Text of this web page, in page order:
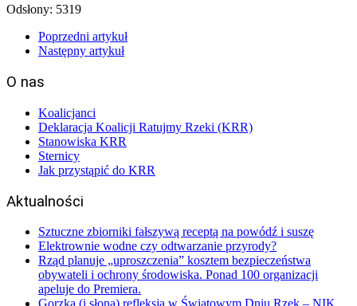
Odsłony: 5319
Poprzedni artykuł
Następny artykuł
O nas
Koalicjanci
Deklaracja Koalicji Ratujmy Rzeki (KRR)
Stanowiska KRR
Sternicy
Jak przystąpić do KRR
Aktualności
Sztuczne zbiorniki fałszywą receptą na powódź i suszę
Elektrownie wodne czy odtwarzanie przyrody?
Rząd planuje „uproszczenia” kosztem bezpieczeństwa
obywateli i ochrony środowiska. Ponad 100 organizacji
apeluje do Premiera.